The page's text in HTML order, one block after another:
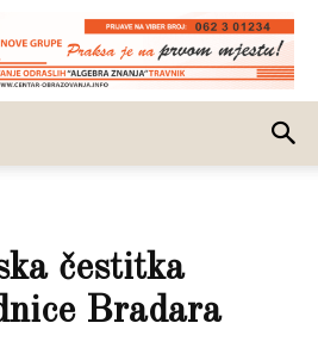
čestitka
Bradara